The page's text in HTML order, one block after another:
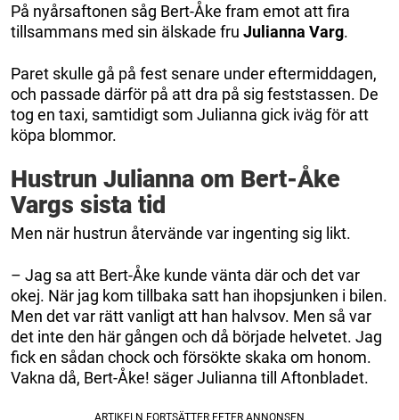
På nyårsaftonen såg Bert-Åke fram emot att fira
tillsammans med sin älskade fru Julianna Varg.
Paret skulle gå på fest senare under eftermiddagen,
och passade därför på att dra på sig feststassen. De
tog en taxi, samtidigt som Julianna gick iväg för att
köpa blommor.
Hustrun Julianna om Bert-Åke
Vargs sista tid
Men när hustrun återvände var ingenting sig likt.
– Jag sa att Bert-Åke kunde vänta där och det var
okej. När jag kom tillbaka satt han ihopsjunken i bilen.
Men det var rätt vanligt att han halvsov. Men så var
det inte den här gången och då började helvetet. Jag
fick en sådan chock och försökte skaka om honom.
Vakna då, Bert-Åke! säger Julianna till Aftonbladet.